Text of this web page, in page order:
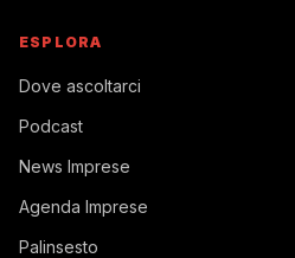
ESPLORA
Dove ascoltarci
Podcast
News Imprese
Agenda Imprese
Palinsesto